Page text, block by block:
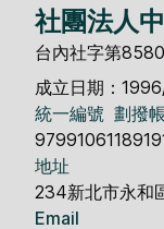
社團法人
台內社字第
成立日期：
統一編號
97991061
劃撥
地址
234新北市永和
Email